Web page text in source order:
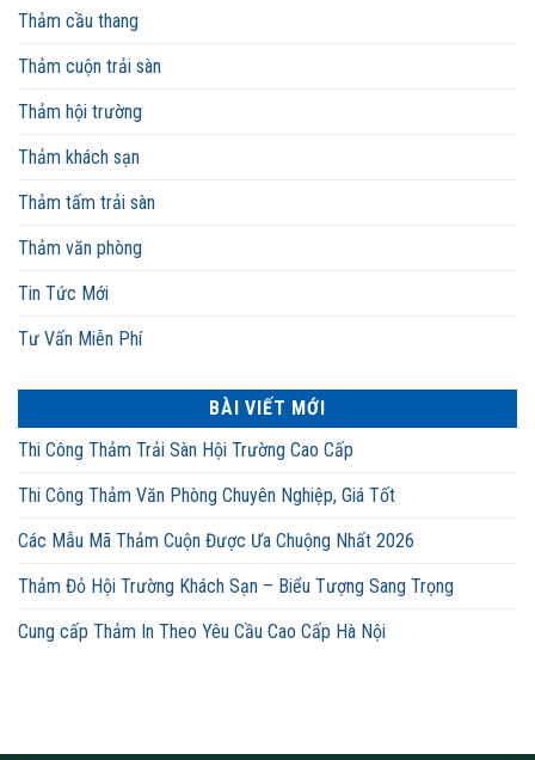
Thảm cầu thang
Thảm cuộn trải sàn
Thảm hội trường
Thảm khách sạn
Thảm tấm trải sàn
Thảm văn phòng
Tin Tức Mới
Tư Vấn Miễn Phí
BÀI VIẾT MỚI
Thi Công Thảm Trải Sàn Hội Trường Cao Cấp
Thi Công Thảm Văn Phòng Chuyên Nghiệp, Giá Tốt
Các Mẫu Mã Thảm Cuộn Được Ưa Chuộng Nhất 2026
Thảm Đỏ Hội Trường Khách Sạn – Biểu Tượng Sang Trọng
Cung cấp Thảm In Theo Yêu Cầu Cao Cấp Hà Nội